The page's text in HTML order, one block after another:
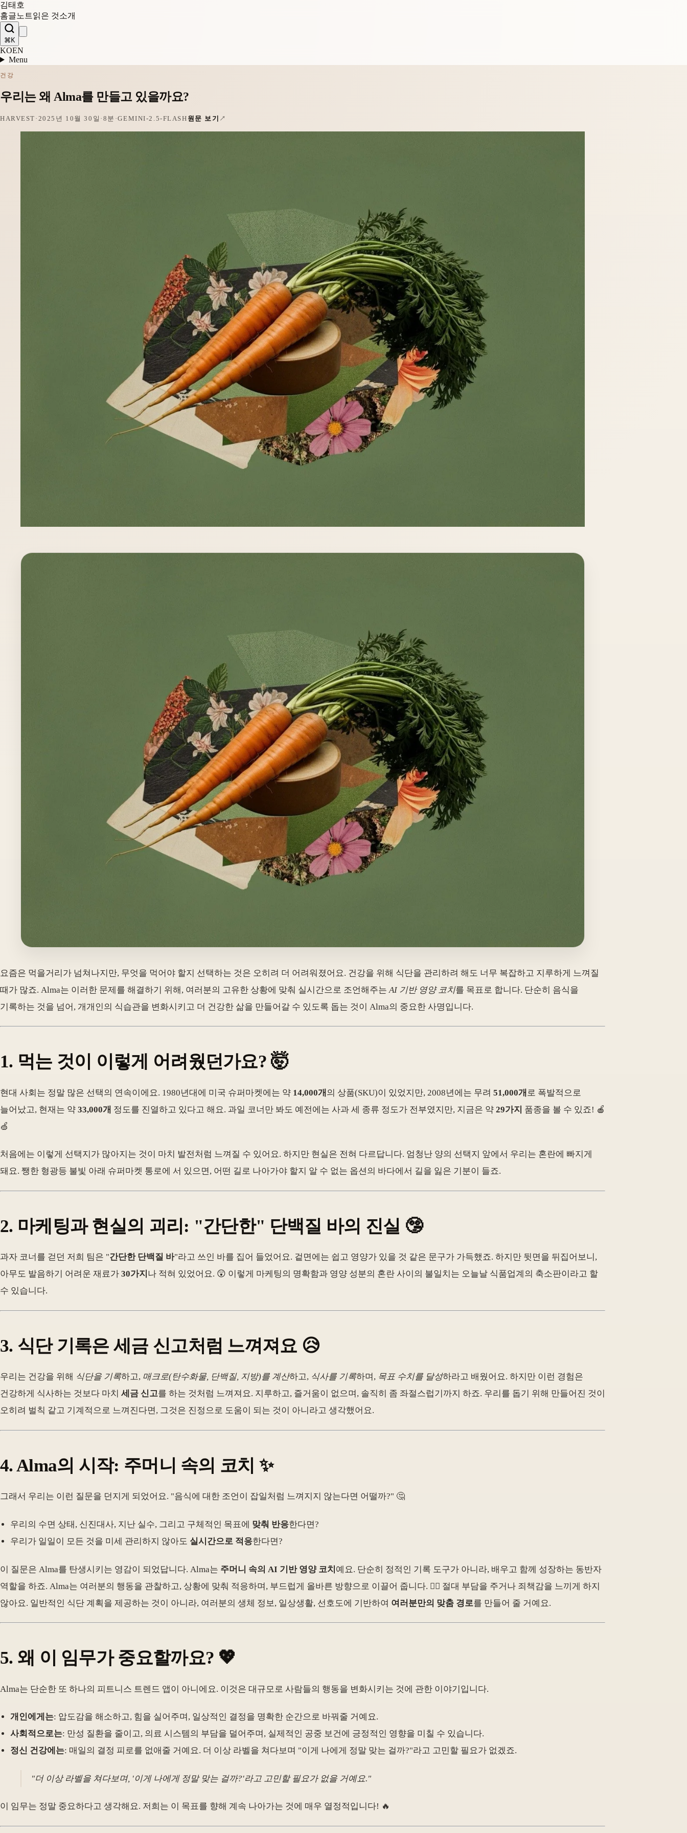
김태호
홈글 노트읽은 것소개
⌘K
KOEN
Menu
건강
우리는 왜 Alma를 만들고 있을까요?
HARVEST · 2025년 10월 30일 · 8분 ·GEMINI-2.5-FLASH 원문 보기
요즘은 먹을거리가 넘쳐나지만, 무엇을 먹어야 할지 선택하는 것은 오히려 더 어려워졌어요. 건강을 위해 식단을 관리하려 해도 너무 복잡하고 지루하게 느껴질
때가 많죠. Alma는 이러한 문제를 해결하기 위해, 여러분의 고유한 상황에 맞춰 실시간으로 조언해주는AI 기반 영양 코치를 목표로 합니다. 단순히 음식을
기록하는 것을 넘어, 개개인의 식습관을 변화시키고 더 건강한 삶을 만들어갈 수 있도록 돕는 것이 Alma의 중요한 사명입니다.
1. 먹는 것이 이렇게 어려웠던가요? 🤯
현대 사회는 정말 많은 선택의 연속이에요. 1980년대에 미국 슈퍼마켓에는 약 14,000개 의 상품(SKU)이 있었지만, 2008년에는 무려 51,000개 로 폭발적으로
늘어났고, 현재는 약 33,000개 정도를 진열하고 있다고 해요. 과일 코너만 봐도 예전에는 사과 세 종류 정도가 전부였지만, 지금은 약 29가지 품종을 볼 수 있죠! 🍎
🍏
처음에는 이렇게 선택지가 많아지는 것이 마치 발전처럼 느껴질 수 있어요. 하지만 현실은 전혀 다르답니다. 엄청난 양의 선택지 앞에서 우리는 혼란에 빠지게
돼요. 쨍한 형광등 불빛 아래 슈퍼마켓 통로에 서 있으면, 어떤 길로 나아가야 할지 알 수 없는 옵션의 바다에서 길을 잃은 기분이 들죠.
2. 마케팅과 현실의 괴리: "간단한" 단백질 바의 진실 🤥
과자 코너를 걷던 저희 팀은 "간단한 단백질 바"라고 쓰인 바를 집어 들었어요. 겉면에는 쉽고 영양가 있을 것 같은 문구가 가득했죠. 하지만 뒷면을 뒤집어보니,
아무도 발음하기 어려운 재료가 30가지 나 적혀 있었어요. 😲 이렇게 마케팅의 명확함과 영양 성분의 혼란 사이의 불일치는 오늘날 식품업계의 축소판이라고 할
수 있습니다.
3. 식단 기록은 세금 신고처럼 느껴져요 😥
우리는 건강을 위해 식단을 기록하고, 매크로(탄수화물, 단백질, 지방)를 계산하고, 식사를 기록하며, 목표 수치를 달성하라고 배웠어요. 하지만 이런 경험은
건강하게 식사하는 것보다 마치 세금 신고를 하는 것처럼 느껴져요. 지루하고, 즐거움이 없으며, 솔직히 좀 좌절스럽기까지 하죠. 우리를 돕기 위해 만들어진 것이
오히려 벌칙 같고 기계적으로 느껴진다면, 그것은 진정으로 도움이 되는 것이 아니라고 생각했어요.
4. Alma의 시작: 주머니 속의 코치 ✨
그래서 우리는 이런 질문을 던지게 되었어요. "음식에 대한 조언이 잡일처럼 느껴지지 않는다면 어떨까?" 🤔
우리의 수면 상태, 신진대사, 지난 실수, 그리고 구체적인 목표에 맞춰 반응한다면?
우리가 일일이 모든 것을 미세 관리하지 않아도 실시간으로 적응한다면?
이 질문은 Alma를 탄생시키는 영감이 되었답니다. Alma는 주머니 속의 AI 기반 영양 코치 예요. 단순히 정적인 기록 도구가 아니라, 배우고 함께 성장하는 동반자
역할을 하죠. Alma는 여러분의 행동을 관찰하고, 상황에 맞춰 적응하며, 부드럽게 올바른 방향으로 이끌어 줍니다. 🙋‍♀️ 절대 부담을 주거나 죄책감을 느끼게 하지
않아요. 일반적인 식단 계획을 제공하는 것이 아니라, 여러분의 생체 정보, 일상생활, 선호도에 기반하여 여러분만의 맞춤 경로를 만들어 줄 거예요.
5. 왜 이 임무가 중요할까요? 💖
Alma는 단순한 또 하나의 피트니스 트렌드 앱이 아니에요. 이것은 대규모로 사람들의 행동을 변화시키는 것에 관한 이야기입니다.
개인에게는: 압도감을 해소하고, 힘을 실어주며, 일상적인 결정을 명확한 순간으로 바꿔줄 거예요.
사회적으로는: 만성 질환을 줄이고, 의료 시스템의 부담을 덜어주며, 실제적인 공중 보건에 긍정적인 영향을 미칠 수 있습니다.
정신 건강에는: 매일의 결정 피로를 없애줄 거예요. 더 이상 라벨을 쳐다보며 "이게 나에게 정말 맞는 걸까?"라고 고민할 필요가 없겠죠.
"더 이상 라벨을 쳐다보며, '이게 나에게 정말 맞는 걸까?'라고 고민할 필요가 없을 거예요."
이 임무는 정말 중요하다고 생각해요. 저희는 이 목표를 향해 계속 나아가는 것에 매우 열정적입니다! 🔥